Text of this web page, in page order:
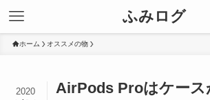
ふみログ
ホーム オススメの物
AirPods Proはケース
2020